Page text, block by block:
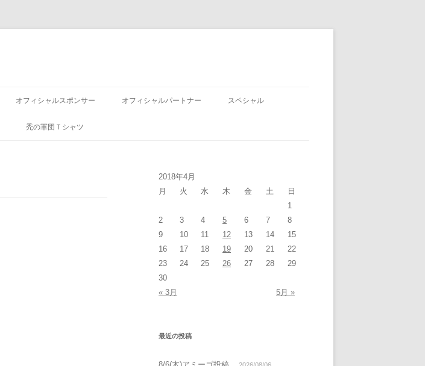
オフィシャルスポンサー オフィシャルパートナー スペシャル
禿の軍団Ｔシャツ
2018年4月
月
火 水 木 金 土
日
1
2
3 4 5 6 7
8
9
10 11 12 13 14
15
16
17 18 19 20 21
22
23
24 25 26 27 28
29
30
« 3月
5月 »
最近の投稿